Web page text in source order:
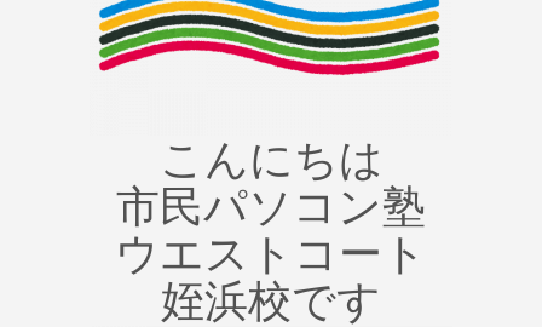
こんにちは
市民パソコン塾
ウエストコート
姪浜校です